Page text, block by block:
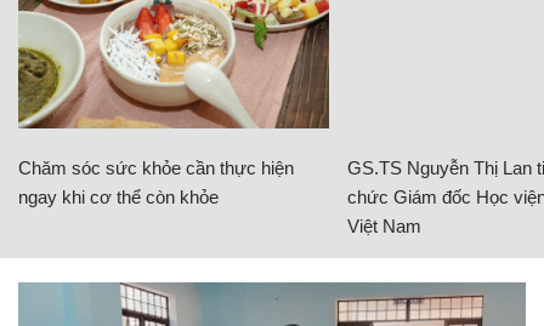
Chăm sóc sức khỏe cần thực hiện
ngay khi cơ thể còn khỏe
GS.TS Nguyễn Thị Lan
chức Giám đốc Học
Việt Nam